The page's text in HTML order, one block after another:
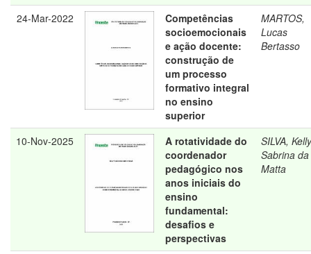
24-Mar-2022
Competências
socioemocionais
e ação docente:
construção de
um processo
formativo integral
no ensino
superior
MARTOS,
Lucas
Bertasso
10-Nov-2025
A rotatividade do
coordenador
pedagógico nos
anos iniciais do
ensino
fundamental:
desafios e
perspectivas
SILVA, Kelly
Sabrina da
Matta